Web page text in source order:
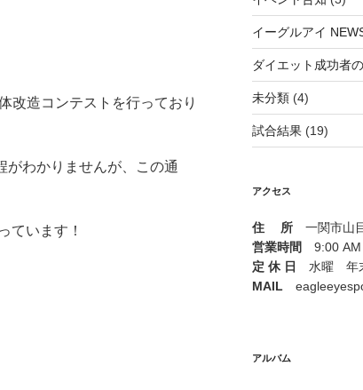
改造コンテストを行っており
がわかりませんが、この通
ています！
イーグルアイ
ダイエット成功者
未分類(4)
試合結果(19)
アクセス
住 所一関市山
営業時間 9:00 AM
定 休 日
水曜 年
MAIL
アルバム